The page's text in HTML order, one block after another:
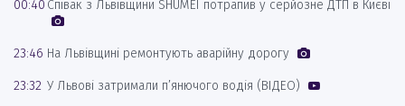
00:40 Співак з Львівщини SHUMEI потрапив у серйозне ДТП в Києві
23:46 На Львівщині ремонтують аварійну дорогу
23:32 У Львові затримали п’янючого водія (ВІДЕО)